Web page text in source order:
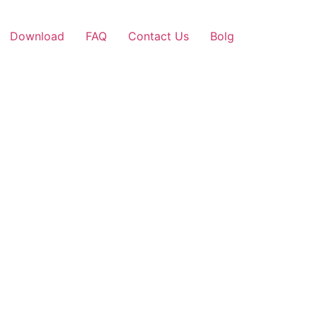
Download FAQ Contact Us Bolg